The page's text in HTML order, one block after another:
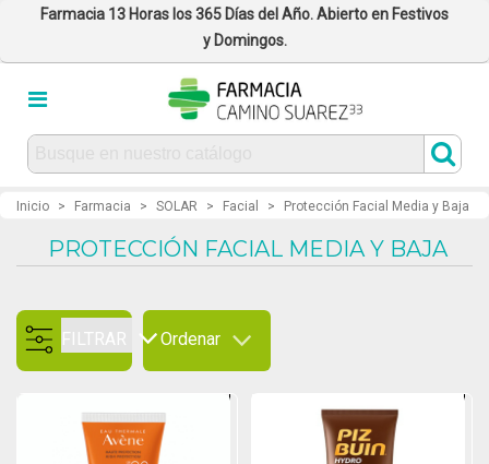
Farmacia 13 Horas los 365 Días del Año. Abierto en Festivos
y Domingos.
Inicio > Farmacia > SOLAR > Facial > Protección Facial Media y Baja
PROTECCIÓN FACIAL MEDIA Y BAJA
FILTRAR Ordenar